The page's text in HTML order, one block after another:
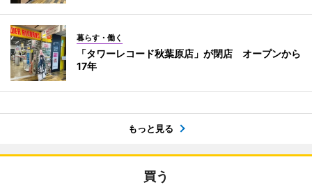
暮らす・働く
「タワーレコード秋葉原店」が閉店 オープンから
17年
もっと見る
買う